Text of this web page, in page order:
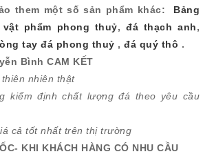
them một số sản phẩm khác: Bảng
vật phẩm phong thuỷ,đá thạch anh,
tay đá phong thuỷ , đá quý thô .
Bình CAM KẾT
nhiên thật
kiểm định chất lượng đá theo yêu cầu
cả tốt nhất trên thị trường
KHI KHÁCH HÀNG CÓ NHU CẦU